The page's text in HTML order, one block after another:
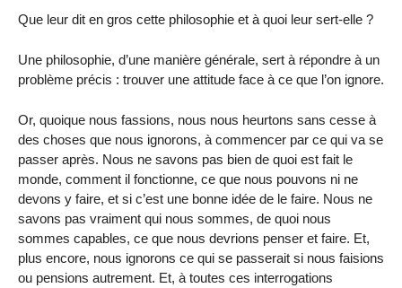
Que leur dit en gros cette philosophie et à quoi leur sert-elle ?
Une philosophie, d’une manière générale, sert à répondre à un
problème précis : trouver une attitude face à ce que l’on ignore.
Or, quoique nous fassions, nous nous heurtons sans cesse à
des choses que nous ignorons, à commencer par ce qui va se
passer après. Nous ne savons pas bien de quoi est fait le
monde, comment il fonctionne, ce que nous pouvons ni ne
devons y faire, et si c’est une bonne idée de le faire. Nous ne
savons pas vraiment qui nous sommes, de quoi nous
sommes capables, ce que nous devrions penser et faire. Et,
plus encore, nous ignorons ce qui se passerait si nous faisions
ou pensions autrement. Et, à toutes ces interrogations